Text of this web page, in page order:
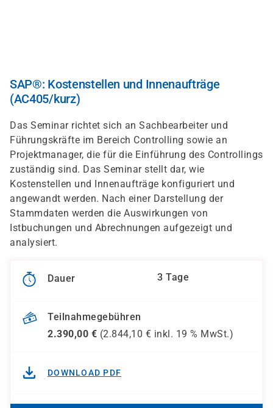
SAP®: Kostenstellen und Innenaufträge
(AC405/kurz)
Das Seminar richtet sich an Sachbearbeiter und
Führungskräfte im Bereich Controlling sowie an
Projektmanager, die für die Einführung des Controllings
zuständig sind. Das Seminar stellt dar, wie
Kostenstellen und Innenaufträge konfiguriert und
angewandt werden. Nach einer Darstellung der
Stammdaten werden die Auswirkungen von
Istbuchungen und Abrechnungen aufgezeigt und
analysiert.
Dauer 3 Tage
Teilnahmegebühren
2.390,00 € (2.844,10 € inkl. 19 % MwSt.)
DOWNLOAD PDF